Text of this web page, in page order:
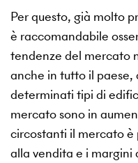
Per questo, già molto
è raccomandabile
tendenze del mercato
anche in tutto il paese,
determinati tipi di
mercato sono in
circostanti il mercato è
alla vendita e i